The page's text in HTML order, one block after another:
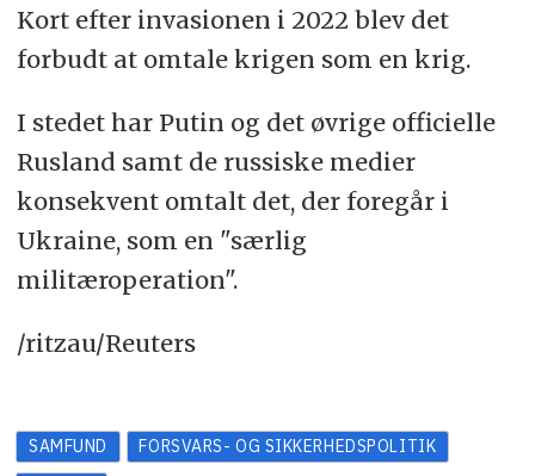
Kort efter invasionen i 2022 blev det
forbudt at omtale krigen som en krig.
I stedet har Putin og det øvrige officielle
Rusland samt de russiske medier
konsekvent omtalt det, der foregår i
Ukraine, som en "særlig
militæroperation".
/ritzau/Reuters
SAMFUND
FORSVARS- OG SIKKERHEDSPOLITIK